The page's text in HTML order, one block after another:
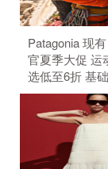
Patagonia 现
官夏季大促 运
选低至6折 基础
恤$21.99。 无
惠码。